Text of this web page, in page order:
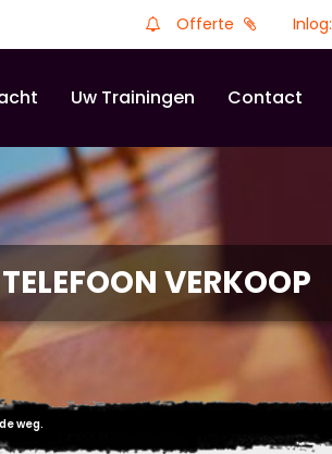
Offerte Inlog:
Uw Trainingen Contact
VERKOOP
weg.